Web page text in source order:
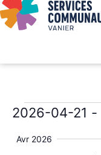
2026-04-21 -
la
date
Avr 2026